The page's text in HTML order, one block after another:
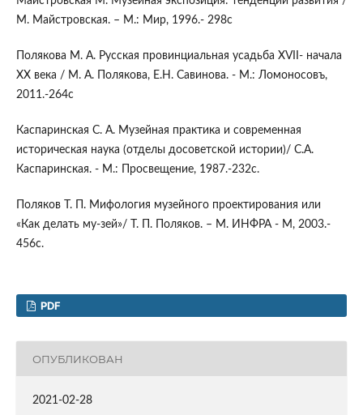
М. Майстровская. – М.: Мир, 1996.- 298с
Полякова М. А. Русская провинциальная усадьба XVII- начала
ХХ века / М. А. Полякова, Е.Н. Cавинова. - М.: Ломоносовъ,
2011.-264с
Каспаринская С. А. Музейная практика и современная
историческая наука (отделы досоветской истории)/ С.А.
Каспаринская. - М.: Просвещение, 1987.-232с.
Поляков Т. П. Мифология музейного проектирования или
«Как делать му-зей»/ Т. П. Поляков. – М. ИНФРА - М, 2003.-
456с.
PDF
ОПУБЛИКОВАН
2021-02-28